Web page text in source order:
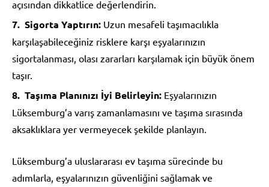
açısından dikkatlice değerlendirin.
Sigorta Yaptırın: Uzun mesafeli taşımacılıkla
karşılaşabileceğiniz risklere karşı eşyalarınızın
sigortalanması, olası zararları karşılamak için büyük önem
taşır.
Taşıma Planınızı İyi Belirleyin: Eşyalarınızın
Lüksemburg’a varış zamanlamasını ve taşıma sırasında
aksaklıklara yer vermeyecek şekilde planlayın.
Lüksemburg’a uluslararası ev taşıma sürecinde bu
adımlarla, eşyalarınızın güvenliğini sağlamak ve